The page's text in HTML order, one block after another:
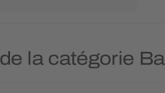
la catégorie